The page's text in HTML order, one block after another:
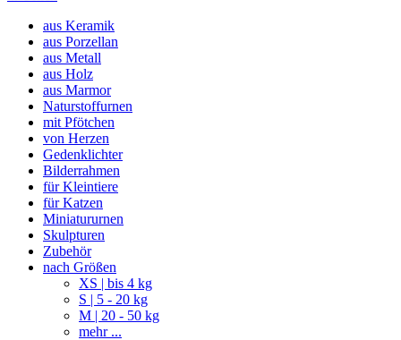
aus Keramik
aus Porzellan
aus Metall
aus Holz
aus Marmor
Naturstoffurnen
mit Pfötchen
von Herzen
Gedenklichter
Bilderrahmen
für Kleintiere
für Katzen
Miniatururnen
Skulpturen
Zubehör
nach Größen
XS | bis 4 kg
S | 5 - 20 kg
M | 20 - 50 kg
mehr ...